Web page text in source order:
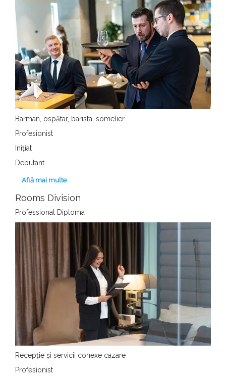
Barman, ospătar, barista, somelier
Profesionist
Inițiat
Debutant
Află mai multe
Rooms Division
Professional Diploma
Recepție și servicii conexe cazare
Profesionist